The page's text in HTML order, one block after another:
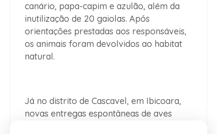
canário, papa-capim e azulão, além da
inutilização de 20 gaiolas. Após
orientações prestadas aos responsáveis,
os animais foram devolvidos ao habitat
natural.
Já no distrito de Cascavel, em Ibicoara,
novas entregas espontâneas de aves